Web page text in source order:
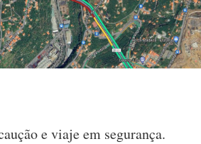
e viaje em segurança.